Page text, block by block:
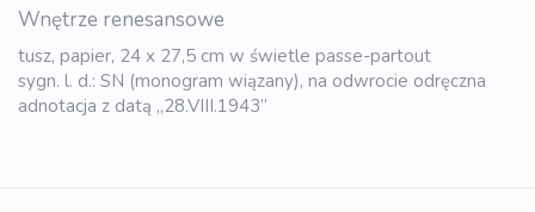
Wnętrze renesansowe
tusz, papier, 24 x 27,5 cm w świetle passe-partout
sygn. l. d.: SN (monogram wiązany), na odwrocie odręczna
adnotacja z datą „28.VIII.1943”